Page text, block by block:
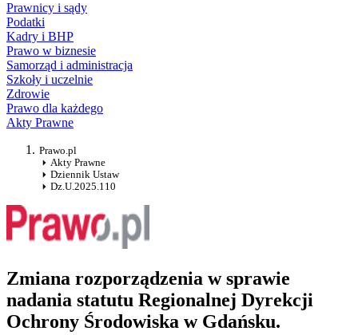
Prawnicy i sądy
Podatki
Kadry i BHP
Prawo w biznesie
Samorząd i administracja
Szkoły i uczelnie
Zdrowie
Prawo dla każdego
Akty Prawne
Prawo.pl
Akty Prawne
Dziennik Ustaw
Dz.U.2025.110
Zmiana rozporządzenia w sprawie
nadania statutu Regionalnej Dyrekcji
Ochrony Środowiska w Gdańsku.